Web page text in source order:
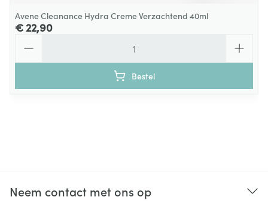
Avene Cleanance Hydra Creme Verzachtend 40ml
€ 22,90
Bestel
Neem contact met ons op